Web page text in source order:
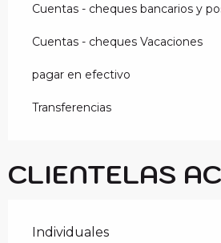
Cuentas - cheques bancarios y
Cuentas - cheques Vacaciones
pagar en efectivo
Transferencias
CLIENTELAS
Individuales